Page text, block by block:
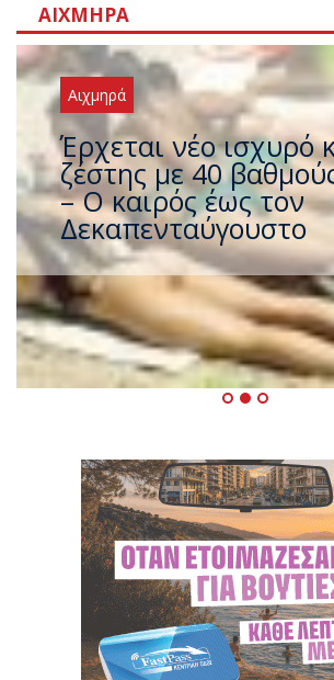
ΑΙΧΜΗΡΆ
Αιχμηρά
Έρχεται νέο ισχυρό
ζέστης με 40
– Ο καιρός έως τον
Δεκαπενταύγουστο